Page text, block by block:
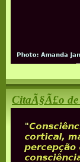
CitaÃ§Ã£o